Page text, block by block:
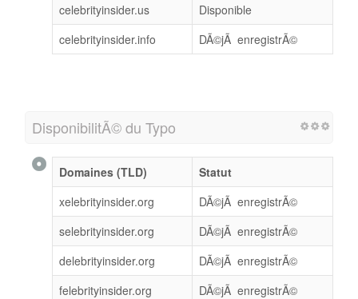
celebrityinsider.us
Disponible
celebrityinsider.info
DÃ©jÃ enregistrÃ©
DisponibilitÃ© du Typo
Domaines (TLD)
Statut
xelebrityinsider.org
DÃ©jÃ enregistrÃ©
selebrityinsider.org
DÃ©jÃ enregistrÃ©
delebrityinsider.org
DÃ©jÃ enregistrÃ©
felebrityinsider.org
DÃ©jÃ enregistrÃ©